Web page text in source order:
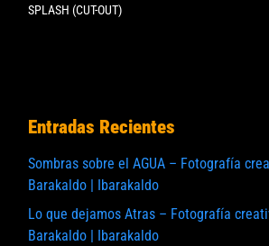
SPLASH (CUT-OUT)
Entradas Recientes
Sombras sobre el AGUA – Fotografía
Barakaldo | Ibarakaldo
Lo que dejamos Atras – Fotografía
Barakaldo | Ibarakaldo